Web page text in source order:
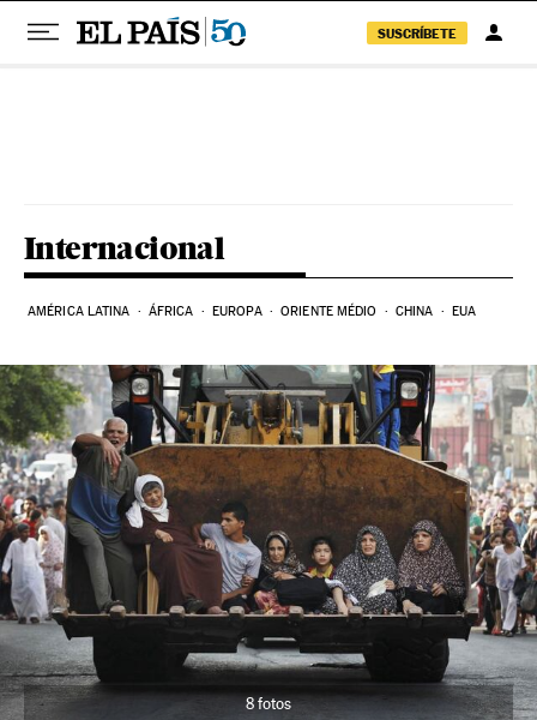
SUSCRÍBETE
Internacional
AMÉRICA LATINA ÁFRICA EUROPA ORIENTE MÉDIO CHINA EUA
8 fotos